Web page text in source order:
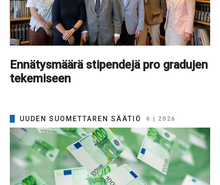
Ennätysmäärä stipendejä pro gradujen
tekemiseen
UUDEN SUOMETTAREN SÄÄTIÖ 6 | 2026